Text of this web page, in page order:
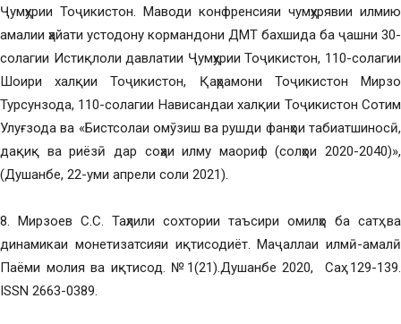
Ҷумҳурии Тоҷикистон. Маводи конфренсияи чумҳурявии илмию
амалии ҳайати устодону кормандони ДМТ бахшида ба ҷашни 30-
солагии Истиқлоли давлатии Ҷумҳурии Тоҷикистон, 110-солагии
Шоири халқии Тоҷикистон, Қаҳрамони Тоҷикистон Мирзо
Турсунзода, 110-солагии Нависандаи халқии Тоҷикистон Сотим
Улуғзода ва «Бистсолаи омӯзиш ва рушди фанҳои табиатшиносӣ,
дақиқ ва риёзӣ дар соҳаи илму маориф (солҳои 2020-2040)»,
(Душанбе, 22-уми апрели соли 2021).
8. Мирзоев С.С. Таҳлили сохтории таъсири омилҳо ба сатҳ ва
динамикаи монетизатсияи иқтисодиёт. Маҷаллаи илмӣ-амалӣ
Паёми молия ва иқтисод. №1(21).Душанбе 2020, Саҳ. 129-139.
ISSN 2663-0389.